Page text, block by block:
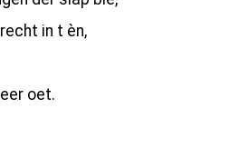
in t èn,
oet.